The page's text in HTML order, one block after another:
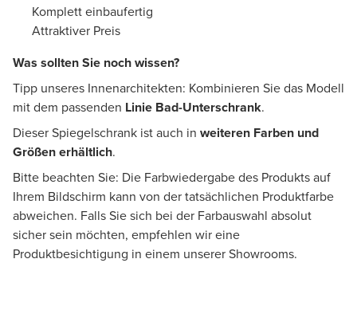
Komplett einbaufertig
Attraktiver Preis
Was sollten Sie noch wissen?
Tipp unseres Innenarchitekten: Kombinieren Sie das Modell
mit dem passenden Linie Bad-Unterschrank.
Dieser Spiegelschrank ist auch in weiteren Farben und
Größen erhältlich.
Bitte beachten Sie: Die Farbwiedergabe des Produkts auf
Ihrem Bildschirm kann von der tatsächlichen Produktfarbe
abweichen. Falls Sie sich bei der Farbauswahl absolut
sicher sein möchten, empfehlen wir eine
Produktbesichtigung in einem unserer Showrooms.